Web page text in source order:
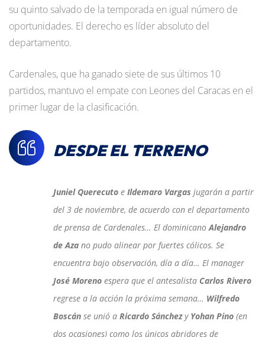
su quinto salvado de la temporada en igual número de
oportunidades. El derecho es líder absoluto del
departamento.
Cardenales, que ha ganado siete de sus últimos 10
partidos, mantuvo el empate con Leones del Caracas en el
primer lugar de la clasificación.
DESDE EL TERRENO
Juniel Querecuto e Ildemaro Vargas jugarán a partir
del 3 de noviembre, de acuerdo con el departamento
de prensa de Cardenales… El dominicano Alejandro
de Aza no pudo alinear por fuertes cólicos. Se
encuentra bajo observación, día a día… El manager
José Moreno espera que el antesalista Carlos Rivero
regrese a la acción la próxima semana… Wilfredo
Boscán se unió a Ricardo Sánchezy Yohan Pino (en
dos ocasiones) como los únicos abridores de